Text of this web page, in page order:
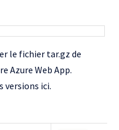
le fichier tar.gz de
Azure Web App.
versions ici.